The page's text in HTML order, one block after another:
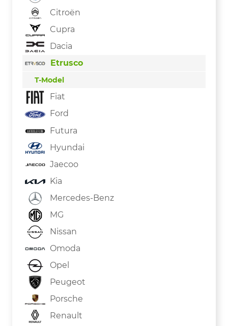
Citroën
Cupra
Dacia
Etrusco
T-Model
Fiat
Ford
Futura
Hyundai
Jaecoo
Kia
Mercedes-Benz
MG
Nissan
Omoda
Opel
Peugeot
Porsche
Renault